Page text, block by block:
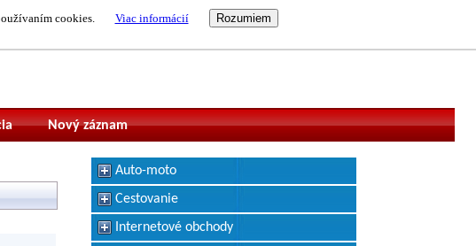
cookies. Viac informácií
Nový záznam
Auto-moto
Cestovanie
Internetové obchody